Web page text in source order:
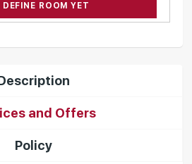
ROOM YET
and Offers
Policy